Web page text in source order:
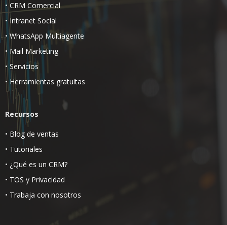
• CRM Comercial
• Intranet Social
• WhatsApp Multiagente
• Mail Marketing
• Servicios
• Herramientas gratuitas
Recursos
• Blog de ventas
• Tutoriales
• ¿Qué es un CRM?
• TOS y Privacidad
• Trabaja con nosotros